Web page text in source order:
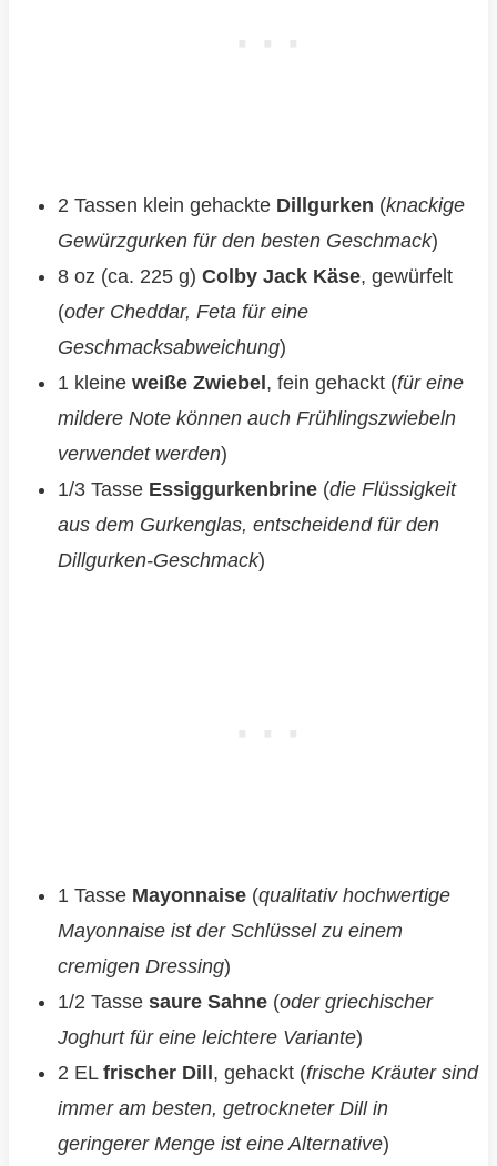
2 Tassen klein gehackte Dillgurken (knackige
Gewürzgurken für den besten Geschmack)
8 oz (ca. 225 g) Colby Jack Käse, gewürfelt
(oder Cheddar, Feta für eine
Geschmacksabweichung)
1 kleine weiße Zwiebel , fein gehackt (für eine
mildere Note können auch Frühlingszwiebeln
verwendet werden)
1/3 Tasse Essiggurkenbrine(die Flüssigkeit
aus dem Gurkenglas, entscheidend für den
Dillgurken-Geschmack)
1 Tasse Mayonnaise(qualitativ hochwertige
Mayonnaise ist der Schlüssel zu einem
cremigen Dressing)
1/2 Tasse saure Sahne(oder griechischer
Joghurt für eine leichtere Variante)
2 EL frischer Dill , gehackt (frische Kräuter sind
immer am besten, getrockneter Dill in
geringerer Menge ist eine Alternative)